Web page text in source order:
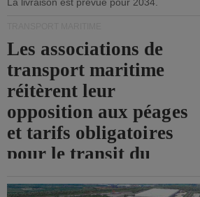
Les associations de
transport maritime
réitèrent leur
opposition aux péages
et tarifs obligatoires
pour le transit du